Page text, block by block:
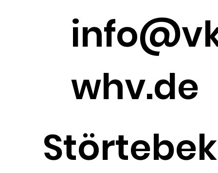
whv.de